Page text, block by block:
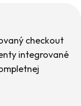
checkout
integrované